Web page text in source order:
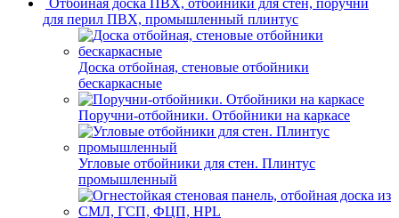
для перил ПВХ, промышленный плинтус
Доска отбойная, стеновые отбойники
бескаркасные
Поручни-отбойники. Отбойники на каркасе
Угловые отбойники для стен. Плинтус
промышленный